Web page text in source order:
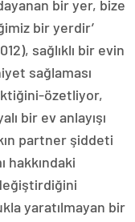
bir yer, bize
bir yerdir’
sağlıklı bir evin
sağlaması
özetliyor,
bir ev anlayışı
partner şiddeti
hakkındaki
yaratılmayan bir